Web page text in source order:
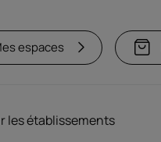
espaces
les établissements